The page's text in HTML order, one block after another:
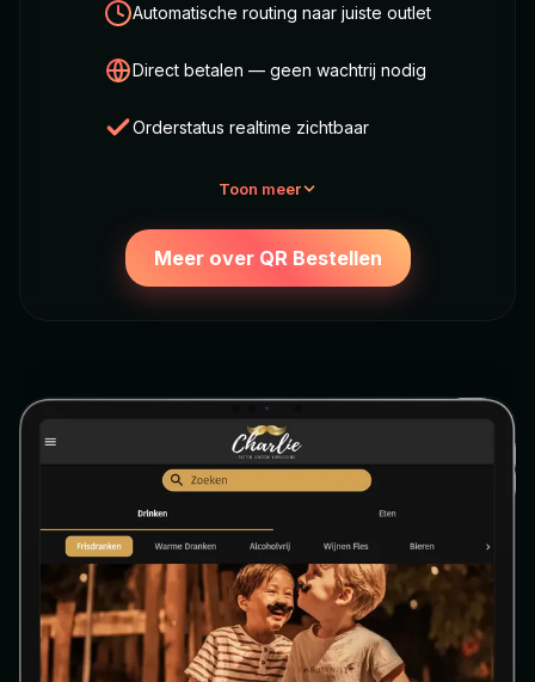
Automatische routing naar juiste outlet
Direct betalen — geen wachtrij nodig
Orderstatus realtime zichtbaar
Toon meer
Meer over QR Bestellen